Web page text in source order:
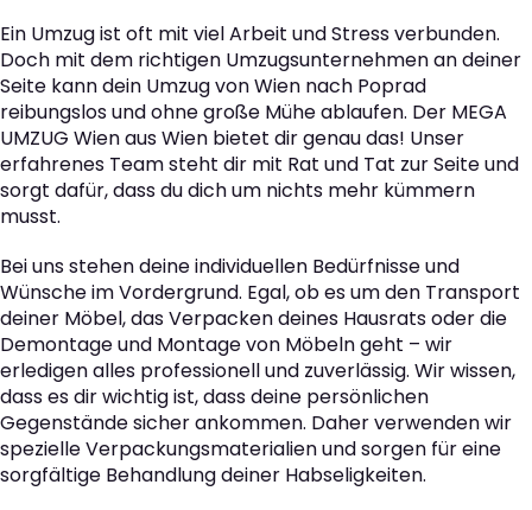
Ein Umzug ist oft mit viel Arbeit und Stress verbunden.
Doch mit dem richtigen Umzugsunternehmen an deiner
Seite kann dein Umzug von Wien nach Poprad
reibungslos und ohne große Mühe ablaufen. Der MEGA
UMZUG Wien aus Wien bietet dir genau das! Unser
erfahrenes Team steht dir mit Rat und Tat zur Seite und
sorgt dafür, dass du dich um nichts mehr kümmern
musst.
Bei uns stehen deine individuellen Bedürfnisse und
Wünsche im Vordergrund. Egal, ob es um den Transport
deiner Möbel, das Verpacken deines Hausrats oder die
Demontage und Montage von Möbeln geht – wir
erledigen alles professionell und zuverlässig. Wir wissen,
dass es dir wichtig ist, dass deine persönlichen
Gegenstände sicher ankommen. Daher verwenden wir
spezielle Verpackungsmaterialien und sorgen für eine
sorgfältige Behandlung deiner Habseligkeiten.